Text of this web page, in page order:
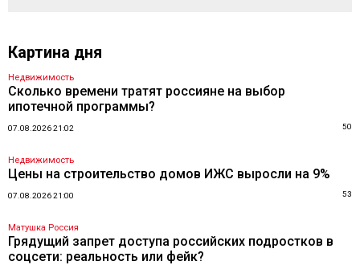
Картина дня
Недвижимость
Сколько времени тратят россияне на выбор
ипотечной программы?
07.08.2026 21:02 50
Недвижимость
Цены на строительство домов ИЖС выросли на 9%
07.08.2026 21:00 53
Матушка Россия
Грядущий запрет доступа российских подростков в
соцсети: реальность или фейк?